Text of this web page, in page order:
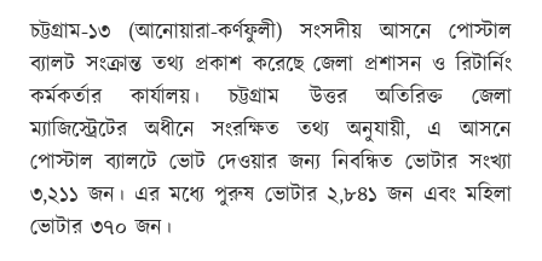
চট্টগ্রাম-১৩ (আনোয়ারা-কর্ণফুলী) সংসদীয় আসনে পোস্টাল
ব্যালট সংক্রান্ত তথ্য প্রকাশ করেছে জেলা প্রশাসন ও রিটার্নিং
কর্মকর্তার কার্যালয়। চট্টগ্রাম উত্তর অতিরিক্ত জেলা
ম্যাজিস্ট্রেটের অধীনে সংরক্ষিত তথ্য অনুযায়ী, এ আসনে
পোস্টাল ব্যালটে ভোট দেওয়ার জন্য নিবন্ধিত ভোটার সংখ্যা
৩,২১১ জন। এর মধ্যে পুরুষ ভোটার ২,৮৪১ জন এবং মহিলা
ভোটার ৩৭০ জন।